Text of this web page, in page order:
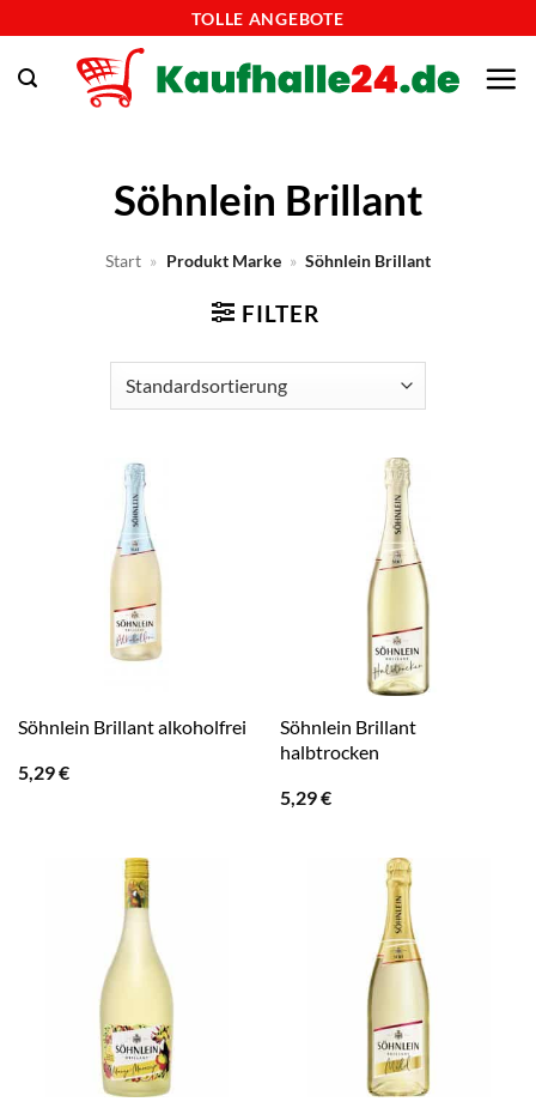
springen
TOLLE ANGEBOTE
Söhnlein Brillant
Start » Produkt Marke » Söhnlein Brillant
FILTER
Söhnlein Brillant alkoholfrei
5,29€
Söhnlein Brillant
halbtrocken
5,29€